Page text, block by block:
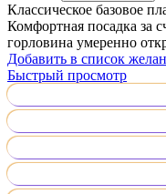
Классическое базовое
Комфортная посадка за
горловина умеренно
Добавить в список
Быстрый просмотр